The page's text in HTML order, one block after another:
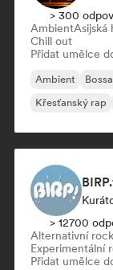
> 300
AmbientAsijská
Chill out
Přidat umělce
Ambient
Křesťanský rap
> 12700
Alternativní rock
Experimentální
Přidat umělce